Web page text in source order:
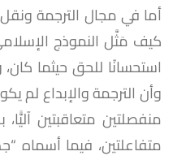
أما في مجال الترجمة
كيف مَثَّل النموذج
استحسانًا للحق حيثما كان،
وأن الترجمة والإبداع لم
منفصلتين متعاقبتين
متفاعلتين، فيما أسماه